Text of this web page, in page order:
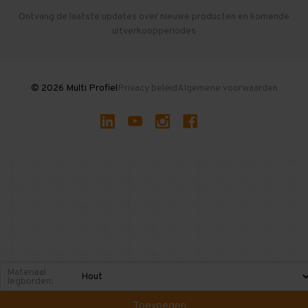
Gebruikte entresolvloeren
Ontvang de laatste updates over nieuwe producten en komende
uitverkoopperiodes
© 2026 Multi ProfielPrivacy beleidAlgemene voorwaarden
Materiaal
legborden:
Toevoegen